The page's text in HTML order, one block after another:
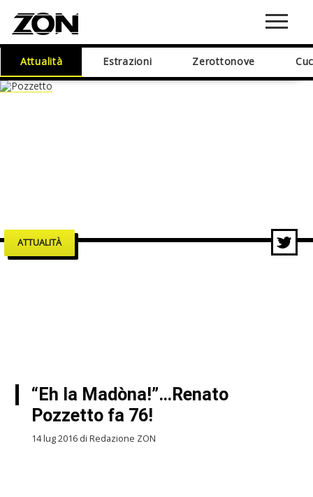
Attualità Estrazioni Zerottonove
ATTUALITÀ
“Eh la Madòna!”…Renato
Pozzetto fa 76!
14 lug 2016 di Redazione ZON